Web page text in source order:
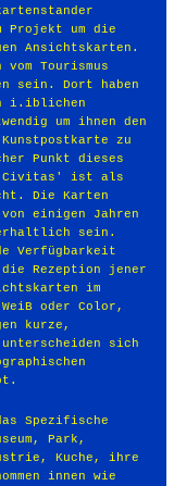
Projekt um die
Ansichtskarten.
Tourismus
sein. Dort haben
i.iblichen
um ihnen den
zu
Punkt dieses
' Civitas' ist als
Die Karten
einigen Jahren
erhaltlich sein.
Verfügbarkeit
Rezeption jener
im
oder Color,
kurze,
sich
Spezifische
Park,
Kuche, ihre
innen wie